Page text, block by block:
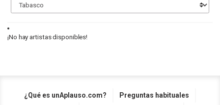
¡No hay artistas disponibles!
¿Qué es unAplauso.com?
Preguntas habituales